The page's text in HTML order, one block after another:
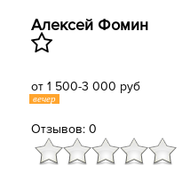
Алексей Фомин
от 1 500-3 000 руб
вечер
Отзывов: 0